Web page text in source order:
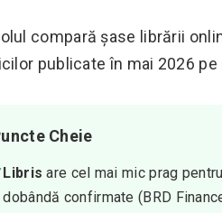
compară șase librării
publicate în mai 2026
Cheie
Libris are cel mai mic prag
dobândă confirmate (BRD